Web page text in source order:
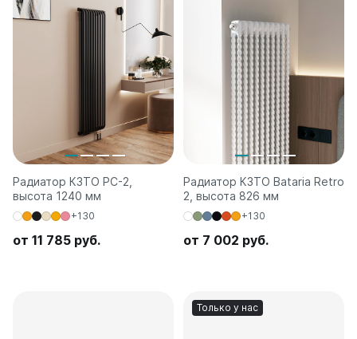
Радиатор КЗТО РС-2,
высота 1240 мм
+130
от 11 785 руб.
Радиатор КЗТО Bataria Retro
2, высота 826 мм
+130
от 7 002 руб.
Только у нас